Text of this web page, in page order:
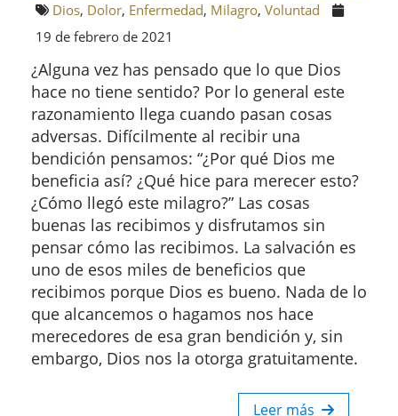
Dios, Dolor, Enfermedad, Milagro, Voluntad
19 de febrero de 2021
¿Alguna vez has pensado que lo que Dios
hace no tiene sentido? Por lo general este
razonamiento llega cuando pasan cosas
adversas. Difícilmente al recibir una
bendición pensamos: “¿Por qué Dios me
beneficia así? ¿Qué hice para merecer esto?
¿Cómo llegó este milagro?” Las cosas
buenas las recibimos y disfrutamos sin
pensar cómo las recibimos. La salvación es
uno de esos miles de beneficios que
recibimos porque Dios es bueno. Nada de lo
que alcancemos o hagamos nos hace
merecedores de esa gran bendición y, sin
embargo, Dios nos la otorga gratuitamente.
Leer más